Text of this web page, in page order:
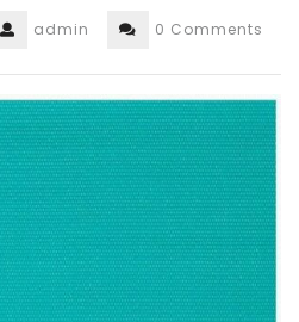
admin 0 Comments